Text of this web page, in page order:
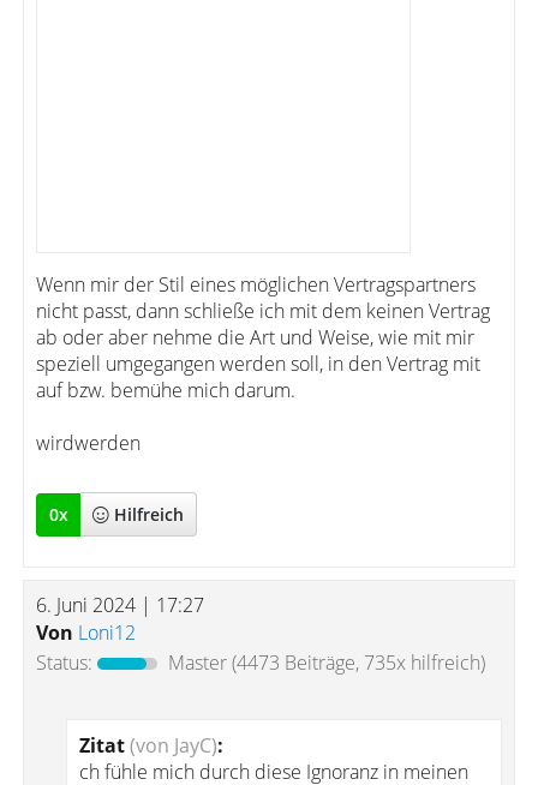
Wenn mir der Stil eines möglichen Vertragspartners
nicht passt, dann schließe ich mit dem keinen Vertrag
ab oder aber nehme die Art und Weise, wie mit mir
speziell umgegangen werden soll, in den Vertrag mit
auf bzw. bemühe mich darum.
wirdwerden
0x Hilfreich
6. Juni 2024 | 17:27
Von Loni12
Status:
Master(4473 Beiträge, 735x hilfreich)
Zitat(von JayC):
ch fühle mich durch diese Ignoranz in meinen